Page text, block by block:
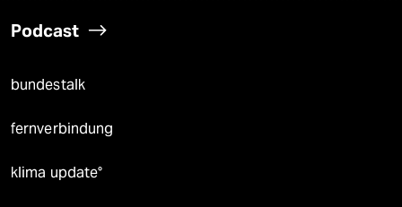
Podcast
bundestalk
fernverbindung
klima update°